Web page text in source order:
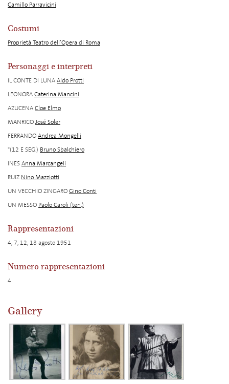
Camillo Parravicini
Costumi
Proprietà Teatro dell’Opera di Roma
Personaggi e interpreti
IL CONTE DI LUNAAldo Protti
LEONORACaterina Mancini
AZUCENACloe Elmo
MANRICOJosé Soler
FERRANDOAndrea Mongelli
*(12 E SEG.) Bruno Sbalchiero
INESAnna Marcangeli
RUIZ Nino Mazziotti
UN VECCHIO ZINGAROGino Conti
UN MESSO Paolo Caroli (ten.)
Rappresentazioni
4, 7, 12, 18 agosto 1951
Numero rappresentazioni
4
Gallery